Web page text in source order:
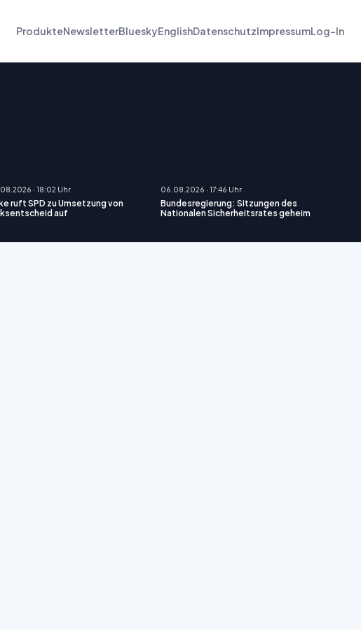
ProdukteNewsletterBlueskyEnglishDatenschutzImpressumLog-In
· 18:02 Uhr
ruft SPD zu Umsetzung von
auf
06.08.2026 · 17:46 Uhr
Bundesregierung: Sitzungen des
Nationalen Sicherheitsrates geheim